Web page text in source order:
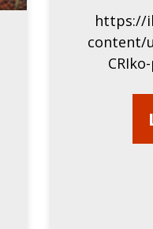
https://
content/